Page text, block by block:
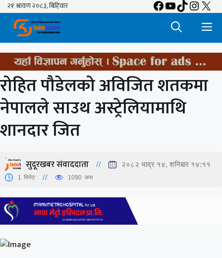
Skip
content
Facebook
YouTube
TikTok
X
रोहित पौडेलको अविजित शतकमा
नेपालले साउथ अस्ट्रेलियामाथि
शानदार जित
सुदूरखबर संवाददाता २०८२ भाद्र १४, शनिबार १४:११
1 मिनेट 1090 जना